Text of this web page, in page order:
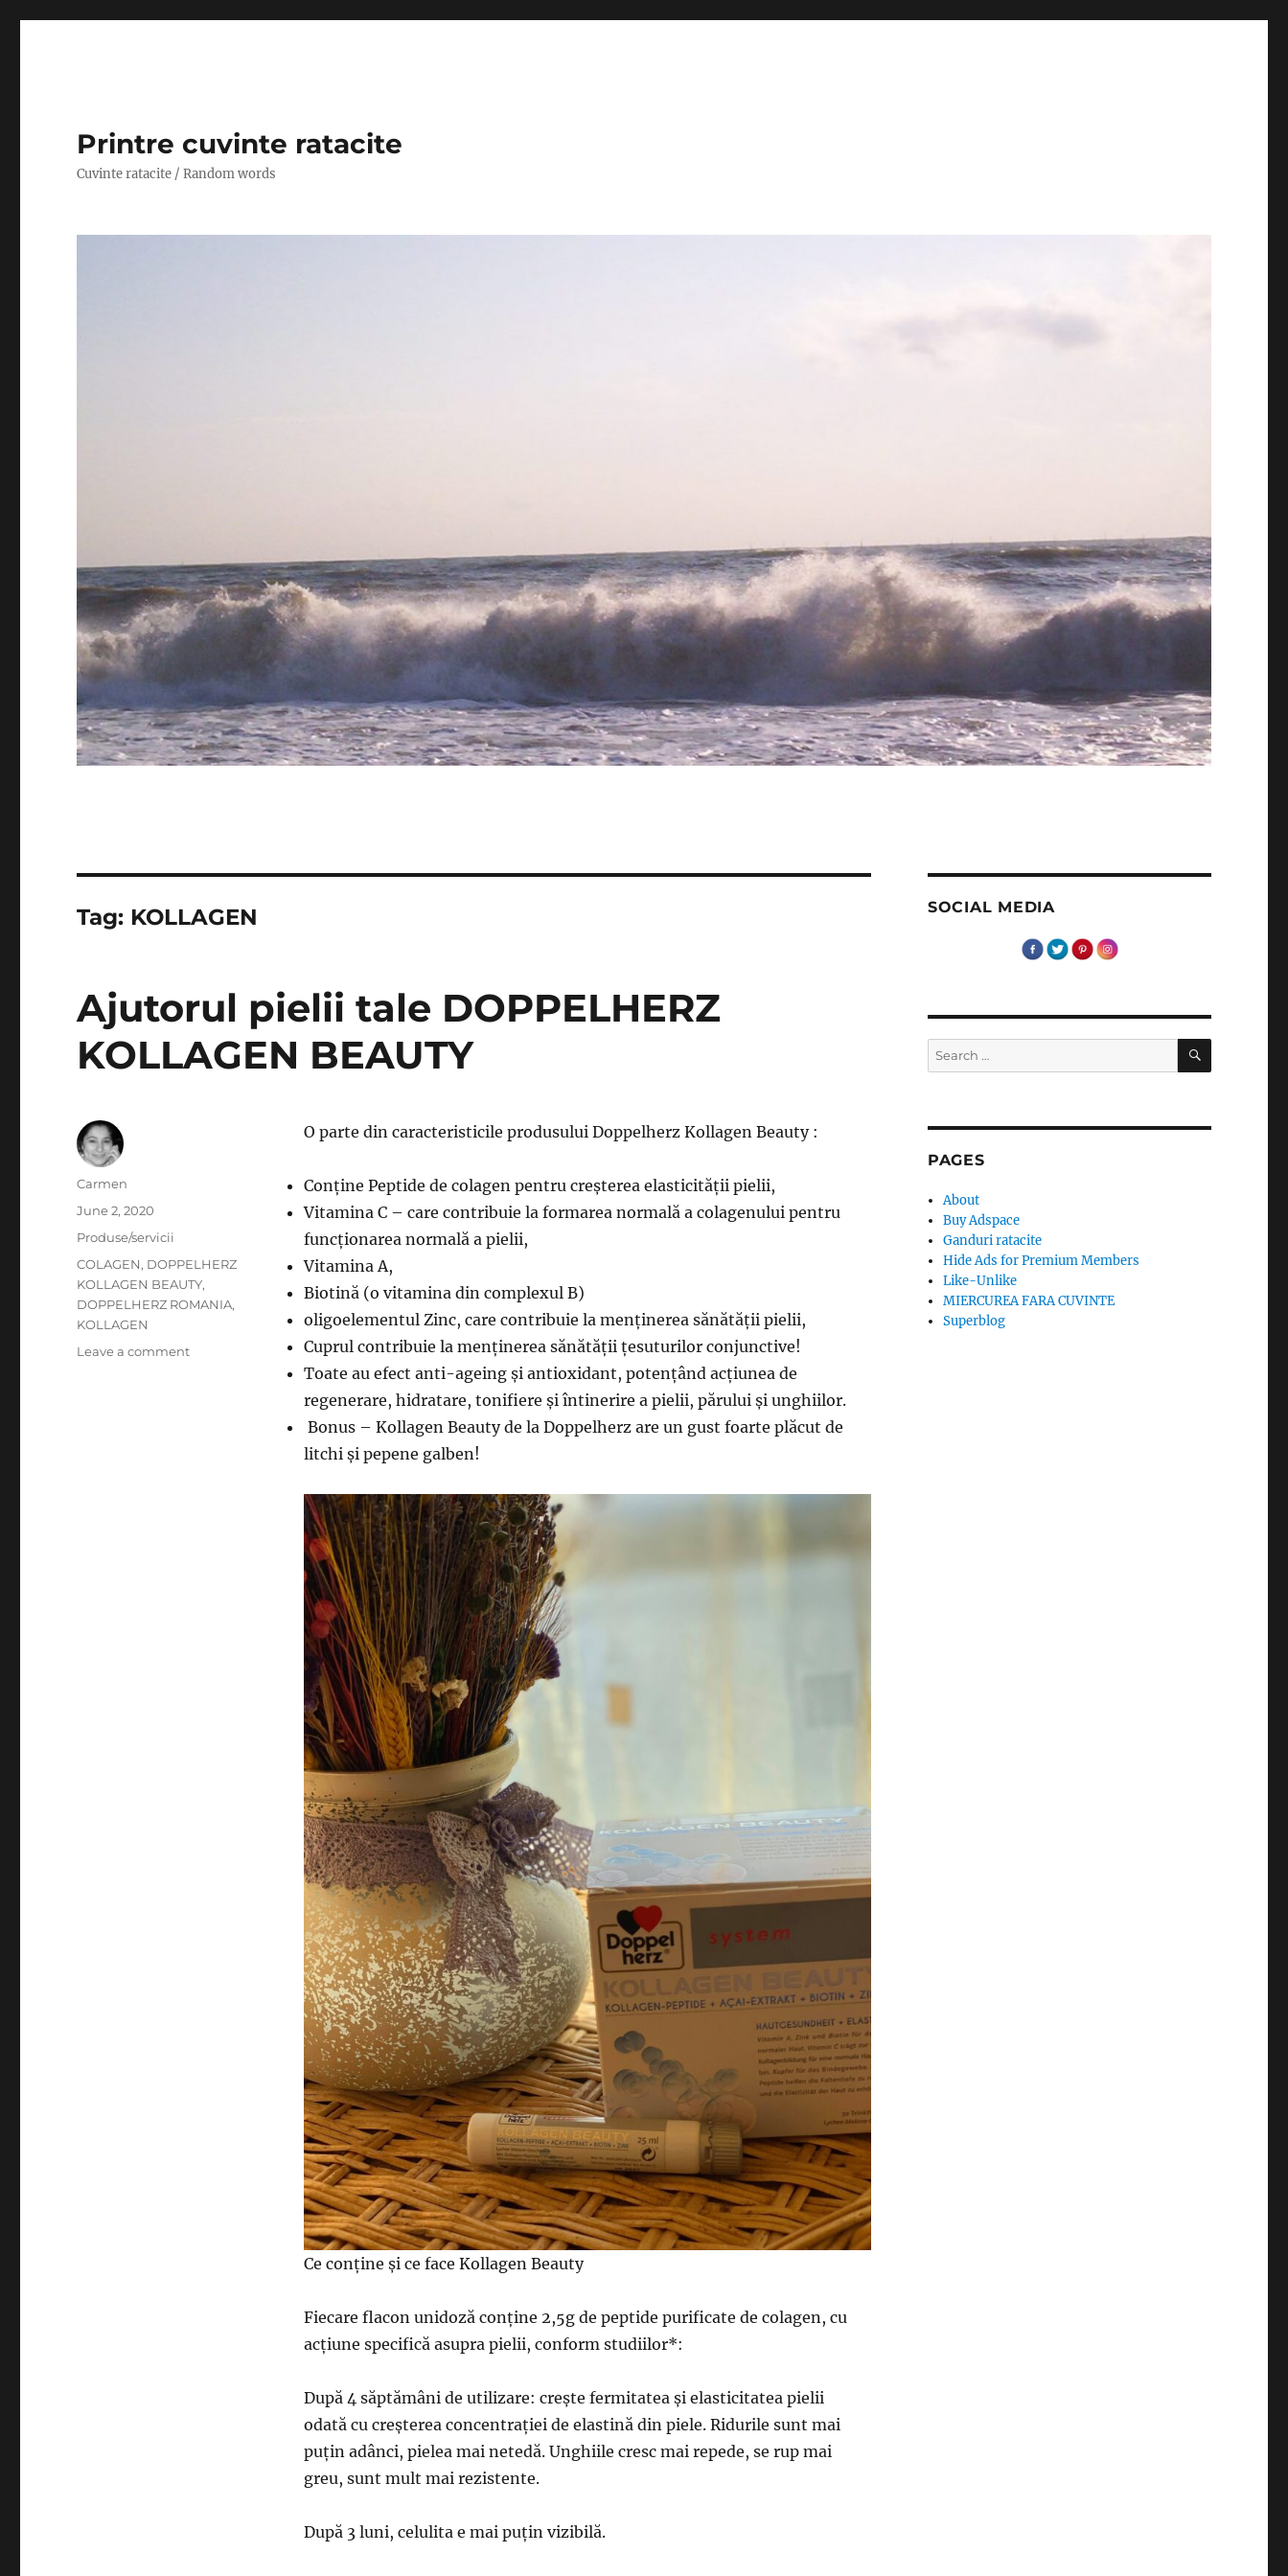
Printre cuvinte ratacite
Cuvinte ratacite / Random words
Tag: KOLLAGEN
Ajutorul pielii tale DOPPELHERZ
KOLLAGEN BEAUTY
O parte din caracteristicile produsului Doppelherz Kollagen Beauty :
Conține Peptide de colagen pentru creșterea elasticității pielii,
Vitamina C – care contribuie la formarea normală a colagenului pentru
funcționarea normală a pielii,
Vitamina A,
Biotină (o vitamina din complexul B)
oligoelementul Zinc, care contribuie la menținerea sănătății pielii,
Cuprul contribuie la menținerea sănătății țesuturilor conjunctive!
Toate au efect anti-ageing și antioxidant, potențând acțiunea de
regenerare, hidratare, tonifiere și întinerire a pielii, părului și unghiilor.
Bonus – Kollagen Beauty de la Doppelherz are un gust foarte plăcut de
litchi și pepene galben!
Ce conține și ce face Kollagen Beauty
Fiecare flacon unidoză conține 2,5g de peptide purificate de colagen, cu
acțiune specifică asupra pielii, conform studiilor*:
După 4 săptămâni de utilizare: crește fermitatea și elasticitatea pielii
odată cu creșterea concentrației de elastină din piele. Ridurile sunt mai
puțin adânci, pielea mai netedă. Unghiile cresc mai repede, se rup mai
greu, sunt mult mai rezistente.
După 3 luni, celulita e mai puțin vizibilă.
Author
Carmen
Posted
on
June 2, 2020
Categories
Produse/servicii
Tags
COLAGEN, DOPPELHERZ
KOLLAGEN BEAUTY,
DOPPELHERZ ROMANIA,
KOLLAGEN
Leave a commenton
SOCIAL MEDIA
Search
for:
SEARCH
PAGES
About
Buy Adspace
Ganduri ratacite
Hide Ads for Premium Members
Like-Unlike
MIERCUREA FARA CUVINTE
Superblog